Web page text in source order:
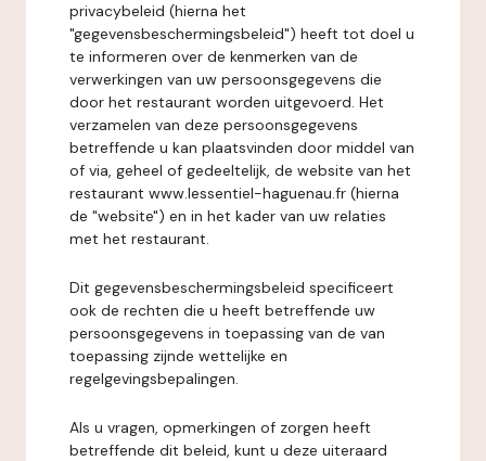
privacybeleid (hierna het
"gegevensbeschermingsbeleid") heeft tot doel u
te informeren over de kenmerken van de
verwerkingen van uw persoonsgegevens die
door het restaurant worden uitgevoerd. Het
verzamelen van deze persoonsgegevens
betreffende u kan plaatsvinden door middel van
of via, geheel of gedeeltelijk, de website van het
restaurant www.lessentiel-haguenau.fr (hierna
de "website") en in het kader van uw relaties
met het restaurant.
Dit gegevensbeschermingsbeleid specificeert
ook de rechten die u heeft betreffende uw
persoonsgegevens in toepassing van de van
toepassing zijnde wettelijke en
regelgevingsbepalingen.
Als u vragen, opmerkingen of zorgen heeft
betreffende dit beleid, kunt u deze uiteraard